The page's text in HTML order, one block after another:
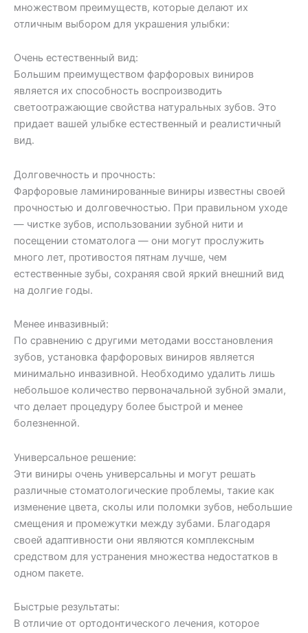
множеством преимуществ, которые делают их
отличным выбором для украшения улыбки:
Очень естественный вид:
Большим преимуществом фарфоровых виниров
является их способность воспроизводить
светоотражающие свойства натуральных зубов. Это
придает вашей улыбке естественный и реалистичный
вид.
Долговечность и прочность:
Фарфоровые ламинированные виниры известны своей
прочностью и долговечностью. При правильном уходе
— чистке зубов, использовании зубной нити и
посещении стоматолога — они могут прослужить
много лет, противостоя пятнам лучше, чем
естественные зубы, сохраняя свой яркий внешний вид
на долгие годы.
Менее инвазивный:
По сравнению с другими методами восстановления
зубов, установка фарфоровых виниров является
минимально инвазивной. Необходимо удалить лишь
небольшое количество первоначальной зубной эмали,
что делает процедуру более быстрой и менее
болезненной.
Универсальное решение:
Эти виниры очень универсальны и могут решать
различные стоматологические проблемы, такие как
изменение цвета, сколы или поломки зубов, небольшие
смещения и промежутки между зубами. Благодаря
своей адаптивности они являются комплексным
средством для устранения множества недостатков в
одном пакете.
Быстрые результаты:
В отличие от ортодонтического лечения, которое